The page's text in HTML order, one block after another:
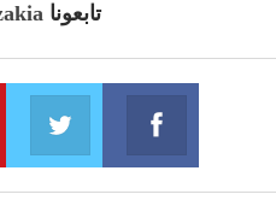
تابعونا
فايسبوك
انضم الينا